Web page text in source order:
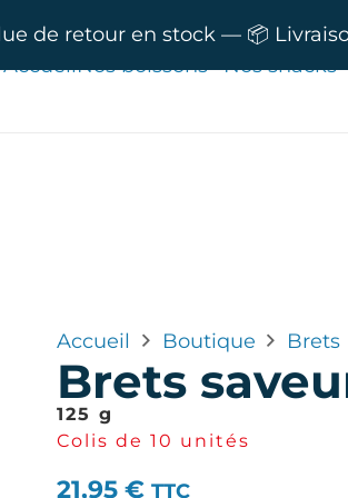
de retour en stock — 📦
AccueilNos boissons Nos snacks
Accueil Boutique Brets
Brets
125 g
Colis de 10 unités
21,95 € TTC